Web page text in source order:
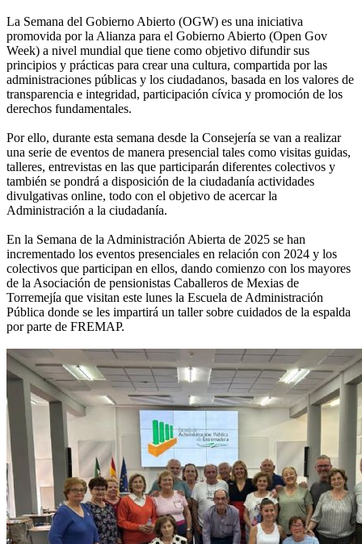
La Semana del Gobierno Abierto (OGW) es una iniciativa
promovida por la Alianza para el Gobierno Abierto (Open Gov
Week) a nivel mundial que tiene como objetivo difundir sus
principios y prácticas para crear una cultura, compartida por las
administraciones públicas y los ciudadanos, basada en los valores de
transparencia e integridad, participación cívica y promoción de los
derechos fundamentales.
Por ello, durante esta semana desde la Consejería se van a realizar
una serie de eventos de manera presencial tales como visitas guidas,
talleres, entrevistas en las que participarán diferentes colectivos y
también se pondrá a disposición de la ciudadanía actividades
divulgativas online, todo con el objetivo de acercar la
Administración a la ciudadanía.
En la Semana de la Administración Abierta de 2025 se han
incrementado los eventos presenciales en relación con 2024 y los
colectivos que participan en ellos, dando comienzo con los mayores
de la Asociación de pensionistas Caballeros de Mexias de
Torremejía que visitan este lunes la Escuela de Administración
Pública donde se les impartirá un taller sobre cuidados de la espalda
por parte de FREMAP.